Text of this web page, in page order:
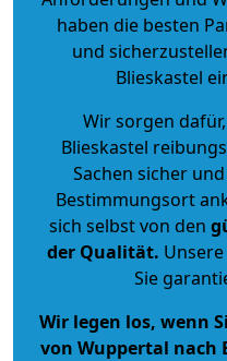
haben die besten
und
Blieskastel
Wir sorgen
Blieskastel
Sachen sicher
Bestimmungsort
sich selbst von den
der Qualität.
Sie
Wir legen los, wenn
von Wuppertal nach